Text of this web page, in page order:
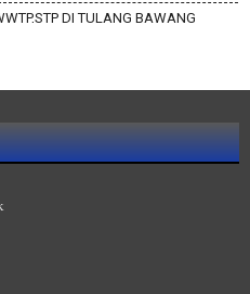
DI TULANG BAWANG
DI PESISIR BARAT
DI PESAWARAN